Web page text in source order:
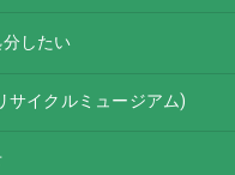
したい
サイクルミュージアム)